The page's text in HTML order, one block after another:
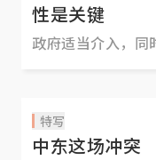
性是关键
政府适当介入，
特写
中东这场冲突